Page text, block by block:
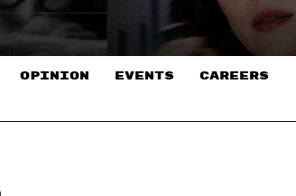
OPINION EVENTS CAREERS